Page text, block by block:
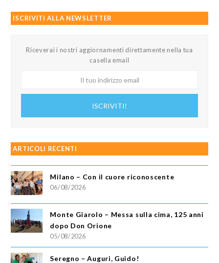
ISCRIVITI ALLA NEWSLETTER
Riceverai i nostri aggiornamenti direttamente nella tua
casella email
ISCRIVITI!
ARTICOLI RECENTI
Milano – Con il cuore riconoscente
06/08/2026
Monte Giarolo – Messa sulla cima, 125 anni
dopo Don Orione
05/08/2026
Seregno – Auguri, Guido!